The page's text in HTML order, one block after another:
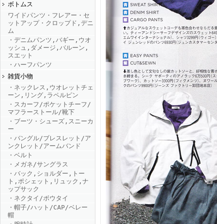
FINEBOYS2025年8月号
FINEBOYS2025年7月号
ボトムス
ワイドパンツ・フレアー・セ
ットアップ・クロップド,デニ
ム
・デニムパンツ,バギー,ウオ
ッシュ,ダメージ,バルーン,
スエット
・ハーフパンツ
雑貨小物
・ネックレス,ウオレットチェ
ーン,リング,ラペルピン
・スカーフ/ポケットチーフ/
マフラーストール/靴下
・ブーツ・シューズ,スニーカ
ー
・バングル/ブレスレット/ア
ンクレット/アームバンド
・ベルト
・メガネ/サングラス
・バック,ショルダー,トー
ト,ポシェット,リュック,ナ
ップサック
・ネクタイ/ボウタイ
・帽子/ハット/CAP/ベレー
帽